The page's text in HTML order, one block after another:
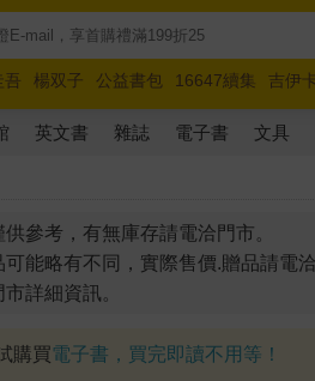
吾 楊双子 公益書包 16647續集 吉伊
路邊攤新作 馬斯克 玩具總動員5 超慢跑
英文書 雜誌 電子書 文具
參考，有無庫存請電洽門市。
能略有不同，實際售價.贈品請電洽
詳細資訊。
購買電子書，買完即讀不用等！